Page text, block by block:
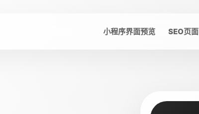
小程序界面预览 SEO页面